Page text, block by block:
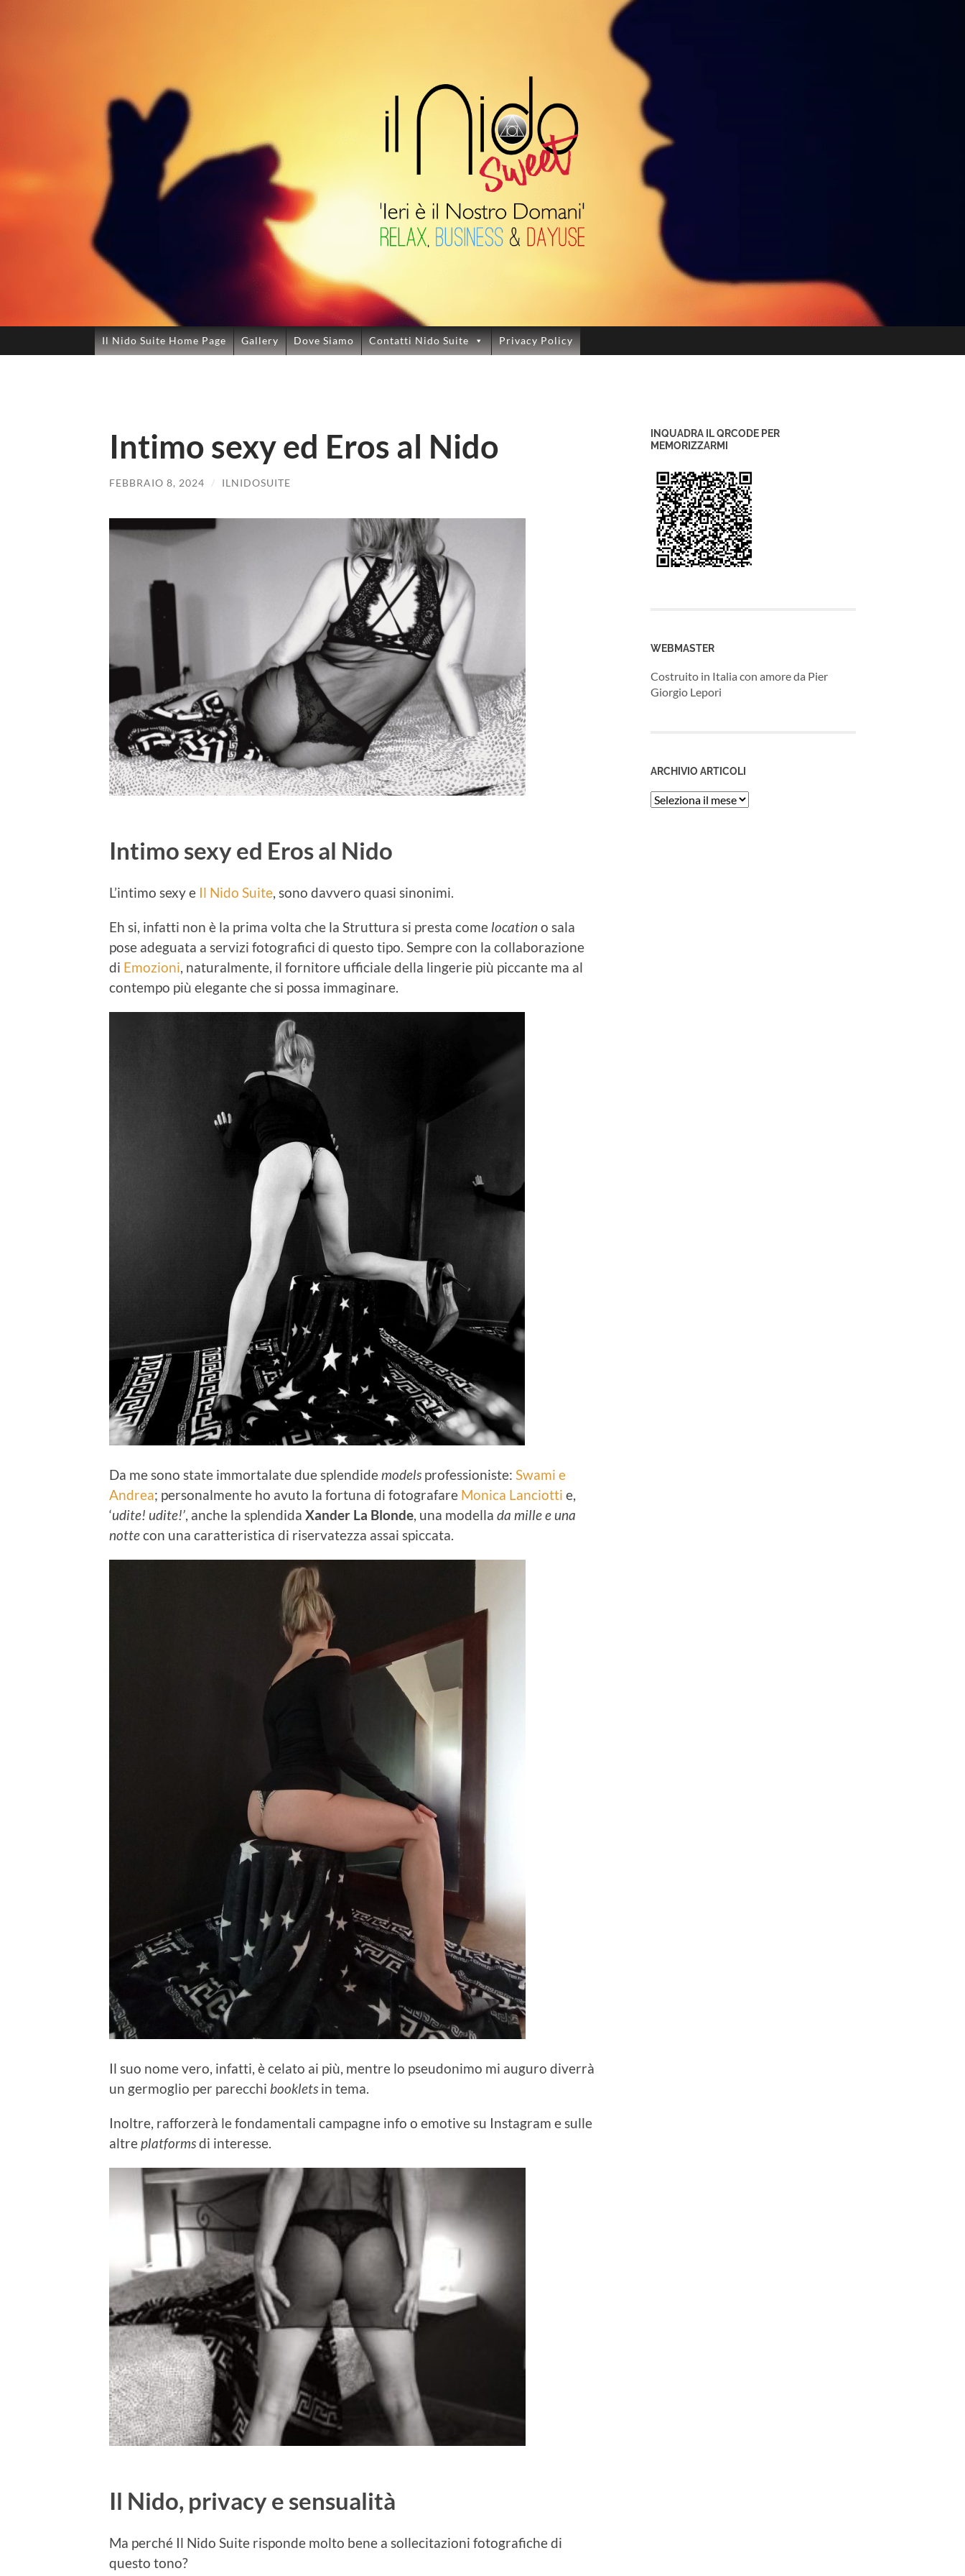
Il Nido Suite Home Page Gallery Dove Siamo Contatti Nido Suite Privacy Policy
Intimo sexy ed Eros al Nido
FEBBRAIO 8, 2024 / ILNIDOSUITE
Intimo sexy ed Eros al Nido
L’intimo sexy e Il Nido Suite, sono davvero quasi sinonimi.
Eh si, infatti non è la prima volta che la Struttura si presta come location o sala
pose adeguata a servizi fotografici di questo tipo. Sempre con la collaborazione
di Emozioni, naturalmente, il fornitore ufficiale della lingerie più piccante ma al
contempo più elegante che si possa immaginare.
Da me sono state immortalate due splendide models professioniste: Swami e
Andrea; personalmente ho avuto la fortuna di fotografare Monica Lanciotti e,
‘udite! udite!’ , anche la splendida Xander La Blonde , una modella da mille e una
nottecon una caratteristica di riservatezza assai spiccata.
Il suo nome vero, infatti, è celato ai più, mentre lo pseudonimo mi auguro diverrà
un germoglio per parecchi booklets in tema.
Inoltre, rafforzerà le fondamentali campagne info o emotive su Instagram e sulle
altreplatformsdi interesse.
Il Nido, privacy e sensualità
Ma perché Il Nido Suite risponde molto bene a sollecitazioni fotografiche di
questo tono?
INQUADRA IL QRCODE PER
MEMORIZZARMI
WEBMASTER
Costruito in Italia con amore da Pier
Giorgio Lepori
ARCHIVIO ARTICOLI
Archivio